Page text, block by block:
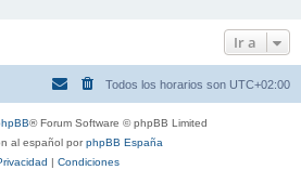
Ir a
Todos los horarios son UTC+02:00
® Forum Software © phpBB Limited
al español porphpBB España
| Condiciones